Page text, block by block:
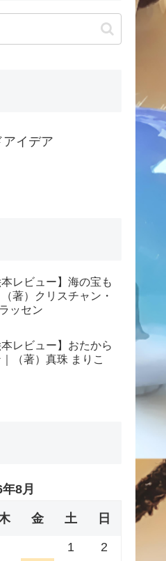
イデア
本レビュー】海の宝も
著）クリスチャン・
ッセン
本レビュー】おたから
（著）真珠 まりこ
8月
金 土 日
1
2